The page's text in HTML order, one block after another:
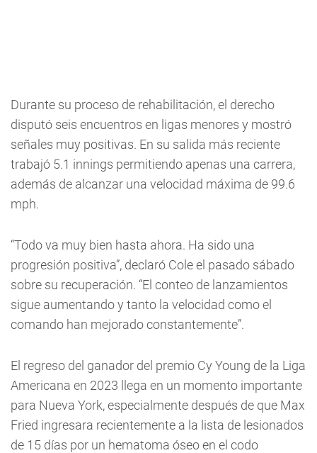
Durante su proceso de rehabilitación, el derecho
disputó seis encuentros en ligas menores y mostró
señales muy positivas. En su salida más reciente
trabajó 5.1 innings permitiendo apenas una carrera,
además de alcanzar una velocidad máxima de 99.6
mph.
“Todo va muy bien hasta ahora. Ha sido una
progresión positiva”, declaró Cole el pasado sábado
sobre su recuperación. “El conteo de lanzamientos
sigue aumentando y tanto la velocidad como el
comando han mejorado constantemente”.
El regreso del ganador del premio Cy Young de la Liga
Americana en 2023 llega en un momento importante
para Nueva York, especialmente después de que Max
Fried ingresara recientemente a la lista de lesionados
de 15 días por un hematoma óseo en el codo